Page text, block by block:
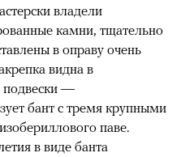
владели
камни, тщательно
в оправу очень
видна в
подвески —
бант с тремя крупными
паве.
в виде банта